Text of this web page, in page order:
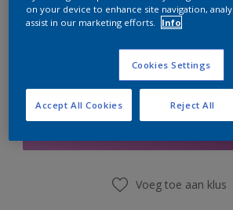
Voeg toe aan klus
on your device to enhance site navigation,
assist in our marketing efforts.
Info
Cookies Settings
Reject All
Accept All Cookies